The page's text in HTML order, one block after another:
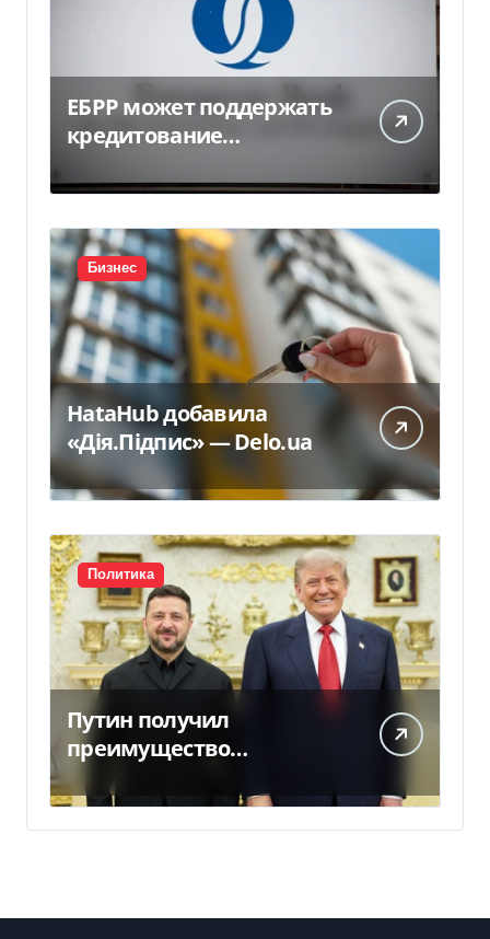
ЕБРР может поддержать
кредитование
300 млн евро — Delo.ua
Бизнес
HataHub добавила
«Дія.Підпис» — Delo.ua
Политика
Путин получил
преимущество
благодаря действиям
США